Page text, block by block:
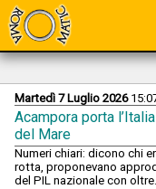
Martedì 7 Luglio 2026
Acampora porta
del Mare
Numeri chiari: dicono chi
rotta, proponevano
del PIL nazionale con